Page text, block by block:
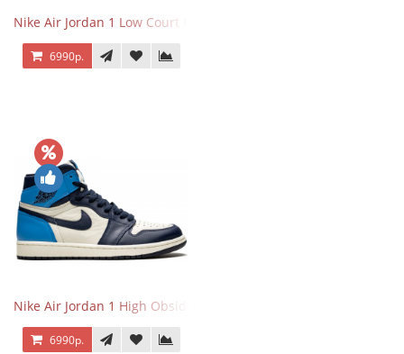
Nike Air Jordan 1 Low Court Purple
6990р.
Nike Air Jordan 1 High Obsidian University Blue
6990р.